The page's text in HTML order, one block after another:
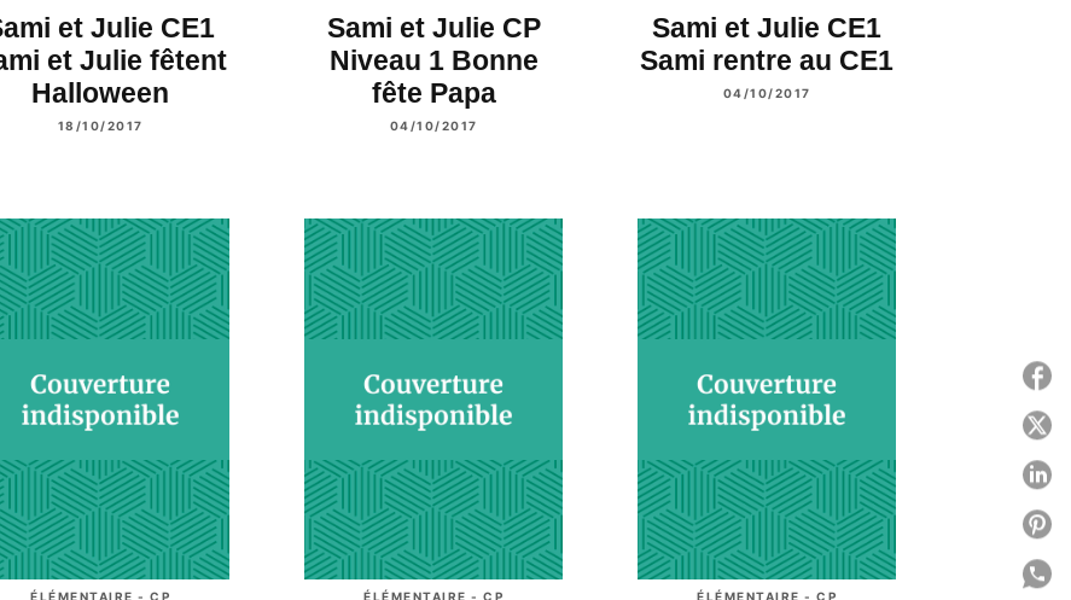
et Julie CE1
et Julie fêtent
Halloween
18/10/2017
Sami et Julie CP
Niveau 1 Bonne
fête Papa
04/10/2017
Sami et Julie CE1
Sami rentre au CE1
04/10/2017
ÉLÉMENTAIRE - CP ÉLÉMENTAIRE - CP ÉLÉMENTAIRE - CP